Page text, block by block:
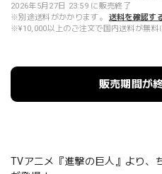
2026年5月27日 23:59 に販売終了
※別途送料がかかります。
送料を確認す
※¥10,000以上のご注文で国内送料が無料
販売期間が
TVアニメ『進撃の巨人』より、